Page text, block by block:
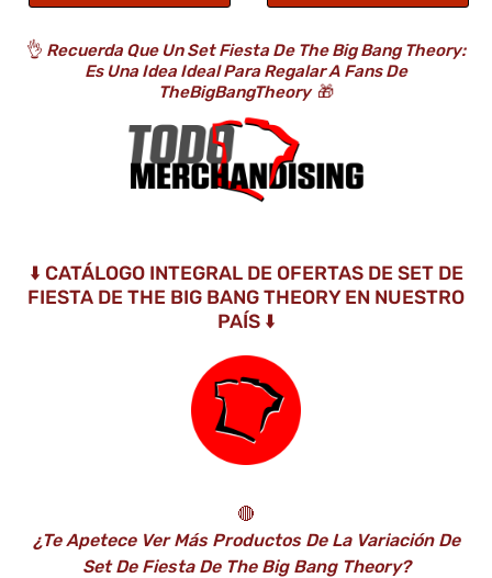
👌 Recuerda Que Un Set Fiesta De The Big Bang Theory:
Es Una Idea Ideal Para Regalar A Fans De
TheBigBangTheory 🎁
⬇️ CATÁLOGO INTEGRAL DE OFERTAS DE SET DE
FIESTA DE THE BIG BANG THEORY EN NUESTRO
PAÍS ⬇️
🔴
¿Te Apetece Ver Más Productos De La Variación De
Set De Fiesta De The Big Bang Theory?